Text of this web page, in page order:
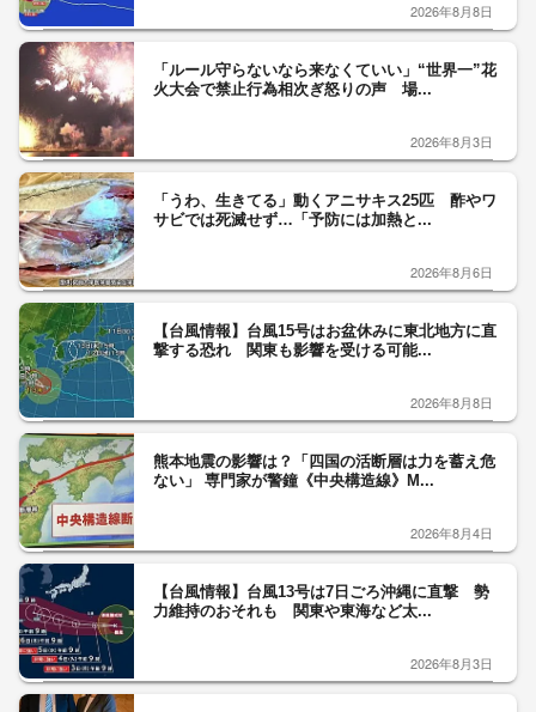
2026年8月8日
「ルール守らないなら来なくていい」“世界一”花
火大会で禁止行為相次ぎ怒りの声 場...
2026年8月3日
「うわ、生きてる」動くアニサキス25匹 酢やワ
サビでは死滅せず…「予防には加熱と...
2026年8月6日
【台風情報】台風15号はお盆休みに東北地方に直
撃する恐れ 関東も影響を受ける可能...
2026年8月8日
熊本地震の影響は？「四国の活断層は力を蓄え危
ない」 専門家が警鐘《中央構造線》M...
2026年8月4日
【台風情報】台風13号は7日ごろ沖縄に直撃 勢
力維持のおそれも 関東や東海など太...
2026年8月3日